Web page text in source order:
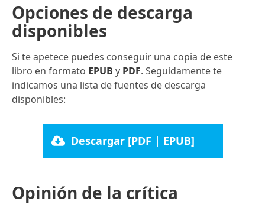
Opciones de descarga
disponibles
Si te apetece puedes conseguir una copia de este
libro en formato EPUB y PDF. Seguidamente te
indicamos una lista de fuentes de descarga
disponibles:
Descargar [PDF | EPUB]
Opinión de la crítica